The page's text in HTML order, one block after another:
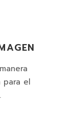
para el